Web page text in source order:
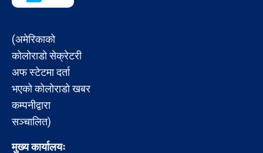
(अमेरिकाको
कोलोराडो सेक्रेटरी
अफ स्टेटमा दर्ता
भएको कोलोराडो खबर
कम्पनीद्वारा
सञ्चालित)
मुख्य कार्यालयः